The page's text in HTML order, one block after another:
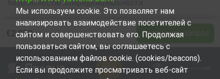
безопасности/конфиденциальности.
€2 250 Отправить запрос
Мы используем cookie. Это позволяет нам
анализировать взаимодействие посетителей с
сайтом и совершенствовать его. Продолжая
пользоваться сайтом, вы соглашаетесь с
использованием файлов cookie. (cookies/beacons).
Если вы продолжите просматривать веб-сайт